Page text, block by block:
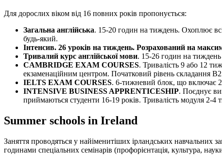
Для дорослих віком від 16 повних років пропонується:
Загальна англійська. 15-20 годин на тиждень. Охоплює
будь-який.
Інтенсив. 26 уроків на тиждень. Розрахований на
Тривалий курс англійської мови. 15-26 годин на тиждень
CAMBRIDGE EXAM COURSES. Тривалість 9 або 12
екзаменаційним центром. Початковий рівень складання
IELTS EXAM COURSES. 6-тижневий блок, що включає
INTENSIVE BUSINESS APPRENTICESHIP. Поєднує
приймаються студенти 16-19 років. Тривалість модуля 2-4
Summer schools in Ireland
Заняття проводяться у найіменитіших ірландських
годинами спеціальних семінарів (профорієнтація, культура,